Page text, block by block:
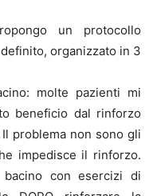
un protocollo
organizzato in 3
molte pazienti mi
beneficio dal rinforzo
problema non sono gli
impedisce il rinforzo.
bacino con esercizi di